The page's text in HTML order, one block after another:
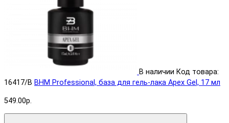
В наличии Код товара:
16417/B BHM Professional, база для гель-лака Apex Gel, 17 мл
549.00р.